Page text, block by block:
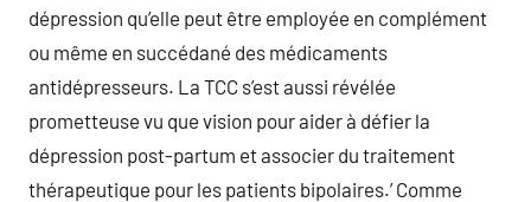
dépression qu’elle peut être employée en complément
ou même en succédané des médicaments
antidépresseurs. La TCC s’est aussi révélée
prometteuse vu que vision pour aider à défier la
dépression post-partum et associer du traitement
thérapeutique pour les patients bipolaires.’ Comme